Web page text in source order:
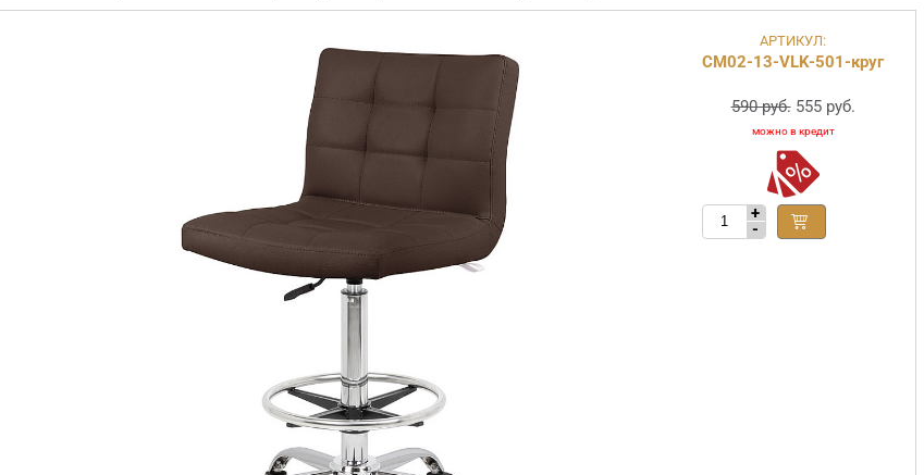
АРТИКУЛ:
СМ02-13-VLK-501-круг
590 руб. 555 руб.
+
-